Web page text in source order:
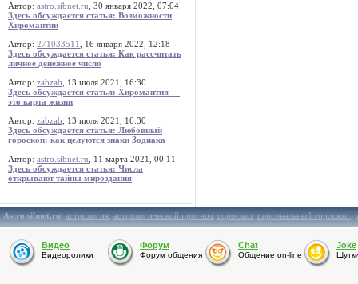
Автор: astro.sibnet.ru , 30 января 2022, 07:04
Здесь обсуждается статья: Возможности
Хиромантии
Автор: 271033511
, 16 января 2022, 12:18
Здесь обсуждается статья: Как рассчитать
личное денежное число
Автор: zabzab , 13 июля 2021, 16:30
Здесь обсуждается статья: Хиромантия —
это карта жизни
Автор: zabzab , 13 июля 2021, 16:30
Здесь обсуждается статья: Любовный
гороскоп: как целуются знаки Зодиака
Автор: astro.sibnet.ru , 11 марта 2021, 00:11
Здесь обсуждается статья: Числа
открывают тайны мироздания
Astro.sibnet.ru:астрология,астрологический прогноз,гороскоп,персональный гороскоп,
Видео
Видеоролики
Форум
Форум общения
Chat
Общение on-line
Joke